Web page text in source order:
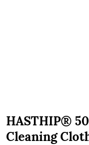
HASTHIP®
Cleaning